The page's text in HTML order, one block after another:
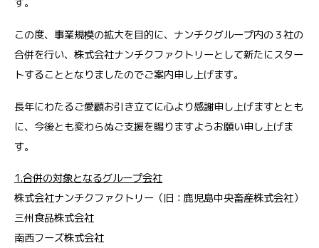
す。
この度、事業規模の拡大を目的に、ナンチクグループ内の３社の
合併を行い、株式会社ナンチクファクトリーとして新たにスター
トすることとなりましたのでご案内申し上げます。
長年にわたるご愛顧お引き立てに心より感謝申し上げますととも
に、今後とも変わらぬご支援を賜りますようお願い申し上げま
す。
1.合併の対象となるグループ会社
株式会社ナンチクファクトリー（旧：鹿児島中央畜産株式会社）
三州食品株式会社
南西フーズ株式会社